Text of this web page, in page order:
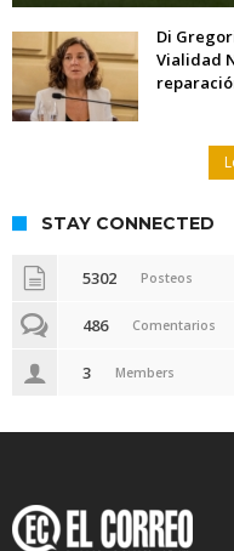
Di
Vialidad
STAY CONNECTED
5302 Posteos
486 Comentarios
3 Members